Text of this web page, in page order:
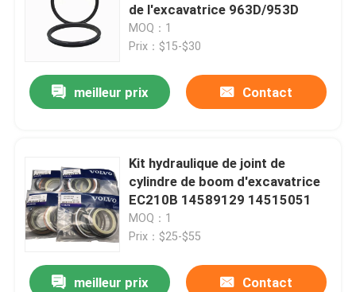
de l'excavatrice 963D/953D
MOQ：1
Prix：$15-$30
meilleur prix Contact
Kit hydraulique de joint de
cylindre de boom d'excavatrice
EC210B 14589129 14515051
MOQ：1
Prix：$25-$55
meilleur prix Contact